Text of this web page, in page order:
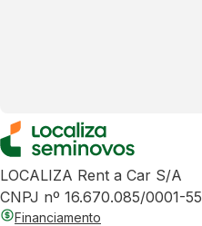
LOCALIZA Rent a Car S/A
CNPJ nº 16.670.085/0001-55
Financiamento